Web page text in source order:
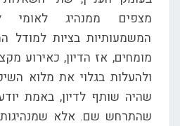
מצפים ממנהיג לאומי
המשמעותיות בציות למודל
מומחים, אז הדיון, כאירוע
ולהעלות בגלוי את מלוא
שהיה שותף לדיון, באמת
שהתרחש שם. אלא שמנהיגות